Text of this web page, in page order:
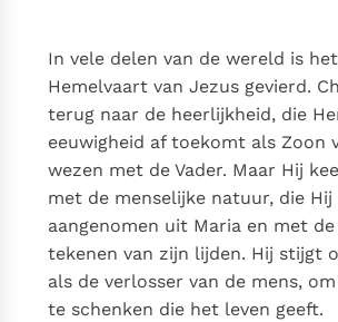
Berichten
Het Vaticaan publiceert een nieuwe
van het Romeins martyrologium
Vaticaanse financiële waakhond
Paus spreekt het
Paus Leo XIV in Pavia: "De stad is
een taak"
Paus in Pavia: St. Augustinus toont
"naar het innerlijk" toe te keren.
RK Documenten stelt heel veel
In vele delen van de wereld is
Hemelvaart van Jezus gevierd.
terug naar de heerlijkheid, die
eeuwigheid af toekomt als Zoon
wezen met de Vader. Maar Hij
met de menselijke natuur, die Hij
aangenomen uit Maria en met
tekenen van zijn lijden. Hij stijgt
als de verlosser van de mens,
te schenken die het leven geeft.